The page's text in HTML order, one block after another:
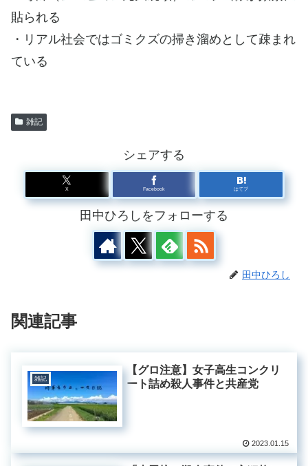
貼られる
・リアル社会ではゴミクズの掃き溜めとして疎まれ
ている
雑記
シェアする
X Facebook はてブ
田中ひろしをフォローする
田中ひろし
関連記事
雑記
【グロ注意】女子高生コンクリ
ート詰め殺人事件と共産党
2023.01.15